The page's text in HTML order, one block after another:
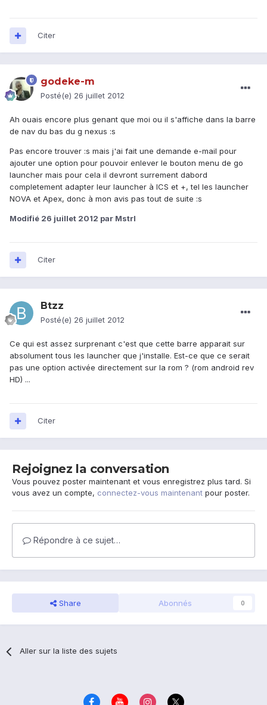
Citer
godeke-m
Posté(e) 26 juillet 2012
Ah ouais encore plus genant que moi ou il s'affiche dans la barre
de nav du bas du g nexus :s
Pas encore trouver :s mais j'ai fait une demande e-mail pour
ajouter une option pour pouvoir enlever le bouton menu de go
launcher mais pour cela il devront surrement dabord
completement adapter leur launcher à ICS et +, tel les launcher
NOVA et Apex, donc à mon avis pas tout de suite :s
Modifié 26 juillet 2012 par Mstrl
Citer
Btzz
Posté(e) 26 juillet 2012
Ce qui est assez surprenant c'est que cette barre apparait sur
absolument tous les launcher que j'installe. Est-ce que ce serait
pas une option activée directement sur la rom ? (rom android rev
HD) ...
Citer
Rejoignez la conversation
Vous pouvez poster maintenant et vous enregistrez plus tard. Si
vous avez un compte, connectez-vous maintenant pour poster.
Répondre à ce sujet…
Share Abonnés 0
Aller sur la liste des sujets